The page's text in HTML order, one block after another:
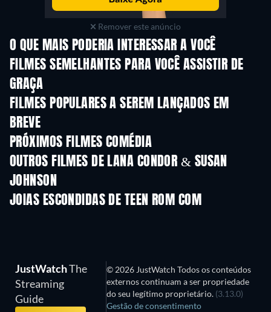
Remover este anúncio
O QUE MAIS PODERIA INTERESSAR A VOCÊ
FILMES SEMELHANTES PARA VOCÊ ASSISTIR DE
GRAÇA
FILMES POPULARES A SEREM LANÇADOS EM
BREVE
PRÓXIMOS FILMES COMÉDIA
OUTROS FILMES DE LANA CONDOR & SUSAN
JOHNSON
JOIAS ESCONDIDAS DE TEEN ROM COM
JustWatchThe
Streaming
Guide
© 2026 JustWatch Todos os conteúdos
externos continuam a ser propriedade
do seu legítimo proprietário. (3.13.0)
Gestão de consentimento